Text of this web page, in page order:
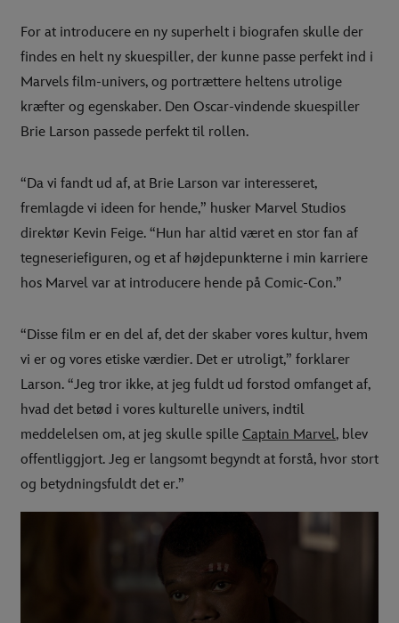
For at introducere en ny superhelt i biografen skulle der
findes en helt ny skuespiller, der kunne passe perfekt ind i
Marvels film-univers, og portrættere heltens utrolige
kræfter og egenskaber. Den Oscar-vindende skuespiller
Brie Larson passede perfekt til rollen.
“Da vi fandt ud af, at Brie Larson var interesseret,
fremlagde vi ideen for hende,” husker Marvel Studios
direktør Kevin Feige. “Hun har altid været en stor fan af
tegneseriefiguren, og et af højdepunkterne i min karriere
hos Marvel var at introducere hende på Comic-Con.”
“Disse film er en del af, det der skaber vores kultur, hvem
vi er og vores etiske værdier. Det er utroligt,” forklarer
Larson. “Jeg tror ikke, at jeg fuldt ud forstod omfanget af,
hvad det betød i vores kulturelle univers, indtil
meddelelsen om, at jeg skulle spille Captain Marvel, blev
offentliggjort. Jeg er langsomt begyndt at forstå, hvor stort
og betydningsfuldt det er.”